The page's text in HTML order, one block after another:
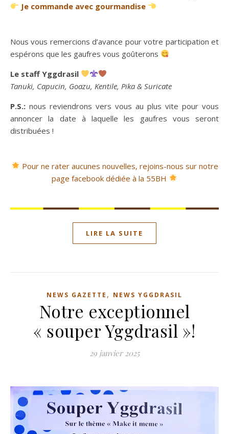
Je commande avec gourmandise
Nous vous remercions d’avance pour votre participation et
espérons que les gaufres vous goûterons
Le staff Yggdrasil
Tanuki, Capucin, Goazu, Kentile, Pika & Suricate
P.S.: nous reviendrons vers vous au plus vite pour vous
annoncer la date à laquelle les gaufres vous seront
distribuées !
Pour ne rater aucunes nouvelles, rejoins-nous sur notre
page facebook dédiée à la 55BH
LIRE LA SUITE
NEWS GAZETTE , NEWS YGGDRASIL
Notre exceptionnel
« souper Yggdrasil »!
29 janvier 2025